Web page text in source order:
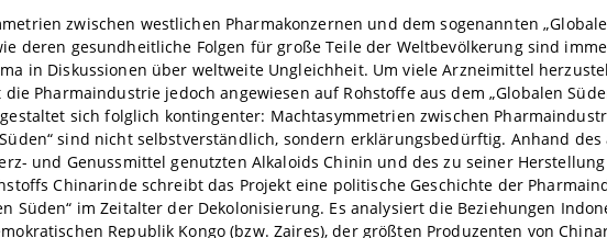
zwischen westlichen Pharmakonzernen und dem sogenannten
deren gesundheitliche Folgen für große Teile der Weltbevölkerung sind
in Diskussionen über weltweite Ungleichheit. Um viele Arzneimittel
Pharmaindustrie jedoch angewiesen auf Rohstoffe aus dem „Globalen
sich folglich kontingenter: Machtasymmetrien zwischen
sind nicht selbstverständlich, sondern erklärungsbedürftig. Anhand des
und Genussmittel genutzten Alkaloids Chinin und des zu seiner Herstellung
Chinarinde schreibt das Projekt eine politische Geschichte der
Süden“ im Zeitalter der Dekolonisierung. Es analysiert die Beziehungen
Republik Kongo (bzw. Zaires), der größten Produzenten von